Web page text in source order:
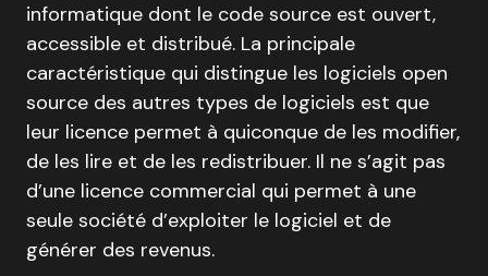
informatique dont le code source est ouvert,
accessible et distribué. La principale
caractéristique qui distingue les logiciels open
source des autres types de logiciels est que
leur licence permet à quiconque de les modifier,
de les lire et de les redistribuer. Il ne s’agit pas
d’une licence commercial qui permet à une
seule société d’exploiter le logiciel et de
générer des revenus.